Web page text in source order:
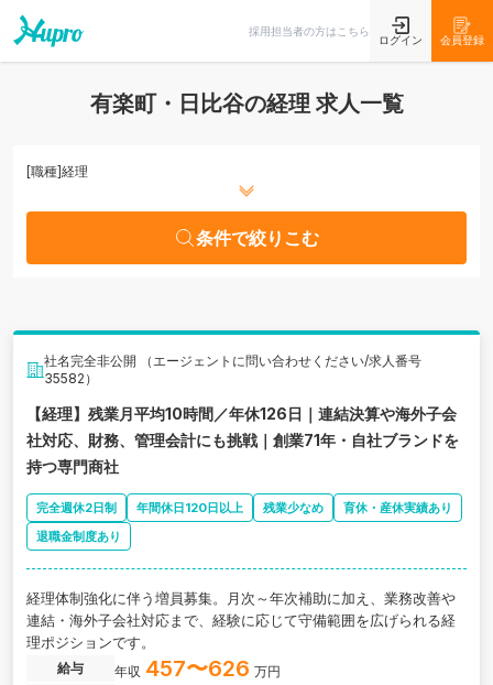
採用担当者の方はこちら
ログイン 会員登録
有楽町・日比谷の経理 求人一覧
[職種]経理
条件で絞りこむ
社名完全非公開 （エージェントに問い合わせください/求人番号
35582）
【経理】残業月平均10時間／年休126日｜連結決算や海外子会
社対応、財務、管理会計にも挑戦｜創業71年・自社ブランドを
持つ専門商社
完全週休2日制 年間休日120日以上 残業少なめ
育休・産休実績あり
退職金制度あり
経理体制強化に伴う増員募集。月次～年次補助に加え、業務改善や
連結・海外子会社対応まで、経験に応じて守備範囲を広げられる経
理ポジションです。
給与 年収 457〜626 万円